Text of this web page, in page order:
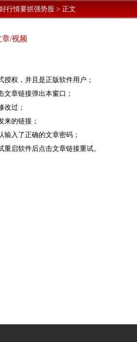
好行情要抓强势股 > 正文
/视频
授权，并且是正版软件用户；
文章链接弹出本窗口；
改过；
来的链接；
输入了正确的文章密码；
重启软件后点击文章链接重试。